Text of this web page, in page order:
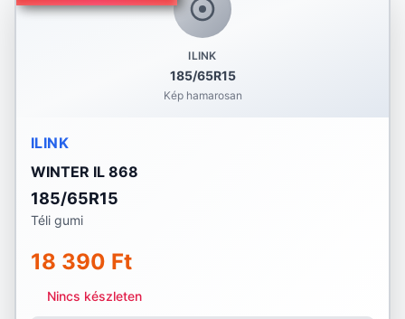
ILINK
185/65R15
Kép hamarosan
ILINK
WINTER IL 868
185/65R15
Téli gumi
18 390 Ft
Nincs készleten